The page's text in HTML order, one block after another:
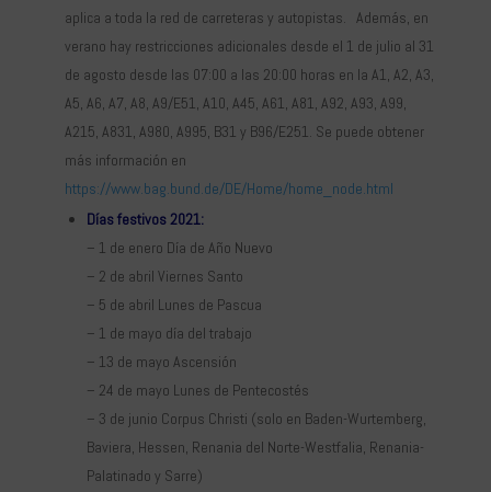
aplica a toda la red de carreteras y autopistas. Además, en
verano hay restricciones adicionales desde el 1 de julio al 31
de agosto desde las 07:00 a las 20:00 horas en la A1, A2, A3,
A5, A6, A7, A8, A9/E51, A10, A45, A61, A81, A92, A93, A99,
A215, A831, A980, A995, B31 y B96/E251. Se puede obtener
más información en
https://www.bag.bund.de/DE/Home/home_node.html
Días festivos 2021:
– 1 de enero Día de Año Nuevo
– 2 de abril Viernes Santo
– 5 de abril Lunes de Pascua
– 1 de mayo día del trabajo
– 13 de mayo Ascensión
– 24 de mayo Lunes de Pentecostés
– 3 de junio Corpus Christi (solo en Baden-Wurtemberg,
Baviera, Hessen, Renania del Norte-Westfalia, Renania-
Palatinado y Sarre)